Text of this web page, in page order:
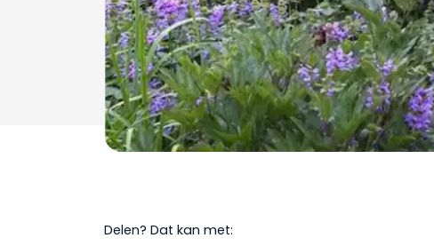
Delen? Dat kan met: